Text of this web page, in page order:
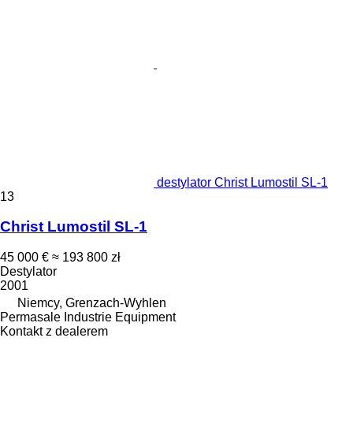
destylator Christ Lumostil SL-1
13
Christ Lumostil SL-1
45 000 € ≈ 193 800 zł
Destylator
2001
Niemcy, Grenzach-Wyhlen
Permasale Industrie Equipment
Kontakt z dealerem